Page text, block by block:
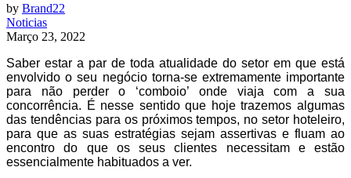
by Brand22
Noticias
Março 23, 2022
Saber estar a par de toda atualidade do setor em que está
envolvido o seu negócio torna-se extremamente importante
para não perder o ‘comboio’ onde viaja com a sua
concorrência. É nesse sentido que hoje trazemos algumas
das tendências para os próximos tempos, no setor hoteleiro,
para que as suas estratégias sejam assertivas e fluam ao
encontro do que os seus clientes necessitam e estão
essencialmente habituados a ver.